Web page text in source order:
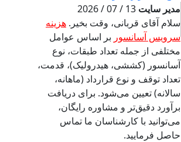
مدیر سایت 13 / 07 / 2026
سلام آقای قربانی، وقت بخیر. هزینه
سرویس آسانسور بر اساس عوامل
مختلفی از جمله تعداد طبقات، نوع
آسانسور (کششی، هیدرولیک)، قدمت،
تعداد توقف و نوع قرارداد (ماهانه،
سالانه) تعیین می‌شود. برای دریافت
برآورد دقیق‌تر و مشاوره رایگان،
می‌توانید با کارشناسان ما تماس
حاصل فرمایید.